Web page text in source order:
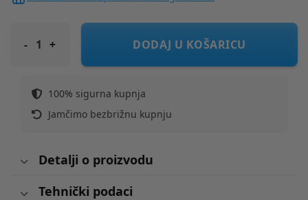
ALBERO MIO podloga za previjanje MM70 soft teddy bear
DODAJ U KOŠARICU
100% sigurna kupnja
Jamčimo bezbrižnu kupnju
Detalji o proizvodu
Tehnički podaci